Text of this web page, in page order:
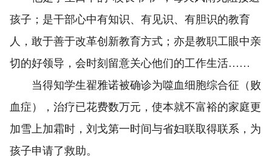
孩子；是干部心中有知识、有见识、有胆识的教育
人，敢于善于改革创新教育方式；亦是教职工眼中亲
切的好领导，会时刻留意关心他们的工作生活……
当得知学生翟雅诺被确诊为噬血细胞综合征（败
血症），治疗已花费数万元，使本就不富裕的家庭更
加雪上加霜时，刘戈第一时间与省妇联取得联系，为
孩子申请了救助。